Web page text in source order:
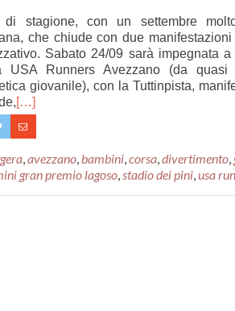
di stagione, con un settembre
che chiude con due
Sabato 24/09 sarà impegnata
USA Runners Avezzano (da
giovanile), con la Tuttinpista,
[…]
,avezzano,bambini,corsa,divertimento,
gran premio lagoso,stadio dei pini,usa